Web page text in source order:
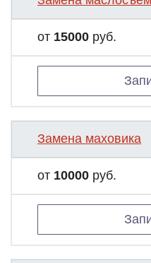
от 15000 руб.
Замена маховика
от 10000 руб.